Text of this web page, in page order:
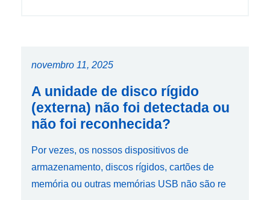
novembro 11, 2025
A unidade de disco rígido
(externa) não foi detectada ou
não foi reconhecida?
Por vezes, os nossos dispositivos de
armazenamento, discos rígidos, cartões de
memória ou outras memórias USB não são re